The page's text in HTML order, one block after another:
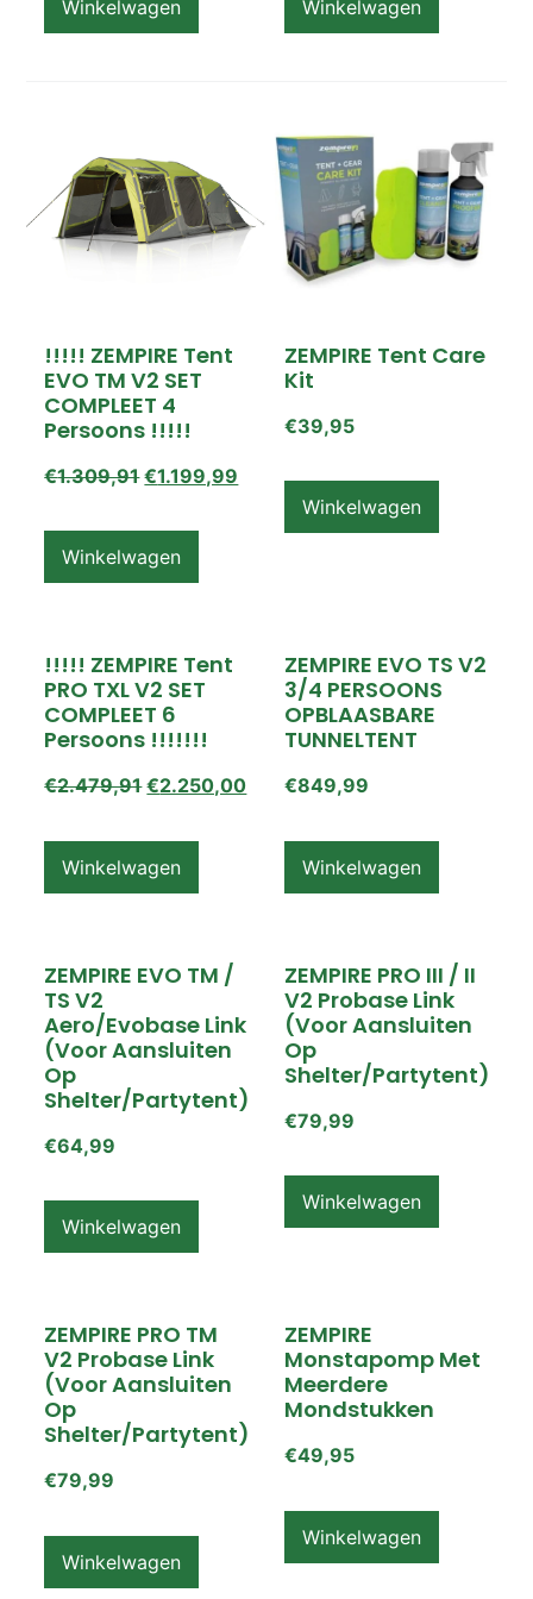
Winkelwagen Winkelwagen
!!!!! ZEMPIRE Tent
EVO TM V2 SET
COMPLEET 4
Persoons !!!!!
€1.309,91 €1.199,99
Winkelwagen
ZEMPIRE Tent Care
Kit
€39,95
Winkelwagen
!!!!! ZEMPIRE Tent
PRO TXL V2 SET
COMPLEET 6
Persoons !!!!!!!
€2.479,91 €2.250,00
Winkelwagen
ZEMPIRE EVO TS V2
3/4 PERSOONS
OPBLAASBARE
TUNNELTENT
€849,99
Winkelwagen
ZEMPIRE EVO TM /
TS V2
Aero/Evobase Link
(voor Aansluiten
Op
Shelter/partytent)
€64,99
Winkelwagen
ZEMPIRE PRO III / II
V2 Probase Link
(voor Aansluiten
Op
Shelter/partytent)
€79,99
Winkelwagen
ZEMPIRE PRO TM
V2 Probase Link
(voor Aansluiten
Op
Shelter/partytent)
€79,99
Winkelwagen
ZEMPIRE
Monstapomp Met
Meerdere
Mondstukken
€49,95
Winkelwagen